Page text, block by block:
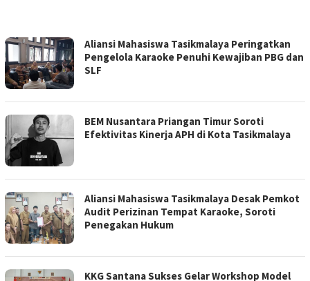
RUANGATAS.COMAliansi Mahasiswa Tasikmalaya Peringatkan
Pengelola Karaoke Penuhi Kewajiban PBG dan
SLF
BEM Nusantara Priangan Timur Soroti
Efektivitas Kinerja APH di Kota Tasikmalaya
Aliansi Mahasiswa Tasikmalaya Desak Pemkot
Audit Perizinan Tempat Karaoke, Soroti
Penegakan Hukum
KKG Santana Sukses Gelar Workshop Model